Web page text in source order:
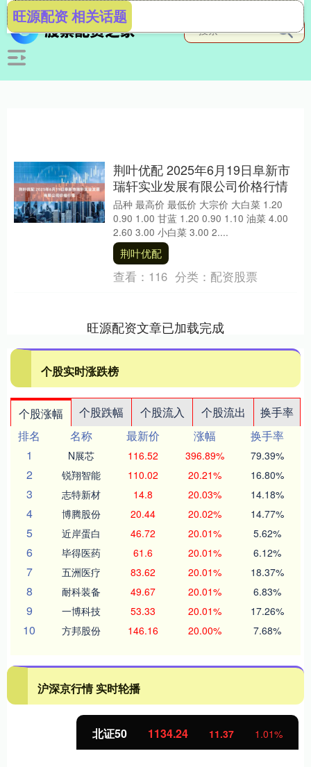
旺源配资 相关话题
荆叶优配 2025年6月19日阜新市
瑞轩实业发展有限公司价格行情
品种 最高价 最低价 大宗价 大白菜 1.20
0.90 1.00 甘蓝 1.20 0.90 1.10 油菜 4.00
2.60 3.00 小白菜 3.00 2....
荆叶优配
查看： 116 分类： 配资股票
旺源配资文章已加载完成
个股实时涨跌榜
个股涨幅 个股跌幅 个股流入 个股流出
换手率
排名
名称 最新价 涨幅
换手率
1
N展芯 116.52 396.89% 79.39%
2 锐翔智能 110.02 20.21% 16.80%
3 志特新材 14.8 20.03% 14.18%
4 博腾股份 20.44 20.02% 14.77%
5 近岸蛋白 46.72 20.01% 5.62%
6 毕得医药 61.6 20.01% 6.12%
7 五洲医疗 83.62 20.01% 18.37%
8 耐科装备 49.67 20.01% 6.83%
9 一博科技 53.33 20.01% 17.26%
10 方邦股份 146.16 20.00% 7.68%
沪深京行情 实时轮播
北证50 1134.24 11.37 1.01%